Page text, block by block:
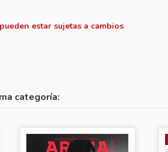
estar sujetas a cambios
categoría: